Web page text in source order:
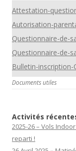
Attestation-
Autorisation-
Questionnaire-de-
Questionnaire-de-
Bulletin-inscription-
Documents utiles
Activités
2025-26 – Vols
reparti !